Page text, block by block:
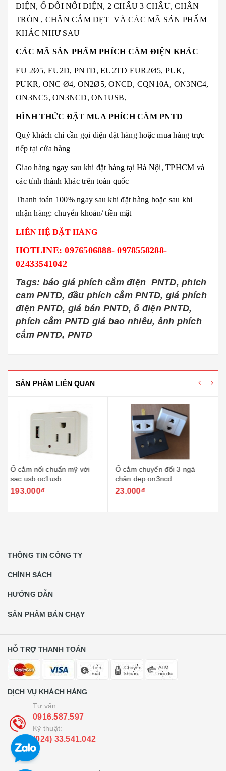
ĐIỆN, Ổ ĐỔI NỐI ĐIỆN, 2 CHẤU 3 CHẤU, CHÂN
TRÒN , CHÂN CẮM DẸT VÀ CÁC MÃ SẢN PHẨM
KHÁC NHƯ SAU
CÁC MÃ SẢN PHẨM PHÍCH CẮM ĐIỆN KHÁC
EU 2Ø5, EU2D, PNTD, EU2TD EUR2Ø5, PUK,
PUKR, ONC Ø4, ON2Ø5, ONCD, CQN10A, ON3NC4,
ON3NC5, ON3NCD, ON1USB,
HÌNH THỨC ĐẶT MUA PHÍCH CẮM PNTD
Quý khách chỉ cần gọi điện đặt hàng hoặc mua hàng trực
tiếp tại cửa hàng
Giao hàng ngay sau khi đặt hàng tại Hà Nội, TPHCM và
các tỉnh thành khác trên toàn quốc
Thanh toán 100% ngay sau khi đặt hàng hoặc sau khi
nhận hàng: chuyển khoản/ tiền mặt
LIÊN HỆ ĐẶT HÀNG
HOTLINE: 0976506888- 0978558288-
02433541042
Tags: báo giá phích cắm điện PNTD, phich
cam PNTD, đầu phích cắm PNTD, giá phích
điện PNTD, giá bán PNTD, ổ điện PNTD,
phích cắm PNTD giá bao nhiêu, ảnh phích
cắm PNTD, PNTD
SẢN PHẨM LIÊN QUAN
Ổ cắm chuyển đổi 3 ngả
chân dẹp on3ncd
23.000₫
Ổ cắm nối chia 3 ngả chân
tròn on3nc5
23.000₫
THÔNG TIN CÔNG TY
CHÍNH SÁCH
HƯỚNG DẪN
SẢN PHẨM BÁN CHẠY
HỖ TRỢ THANH TOÁN
DỊCH VỤ KHÁCH HÀNG
Tư vấn:
0916.587.597
Kỹ thuật:
(024) 33.541.042